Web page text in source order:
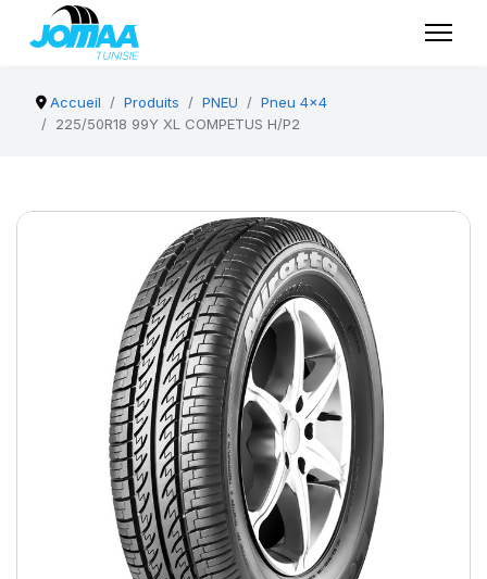
Accueil Produits PNEU
Pneu 4x4
225/50R18 99Y XL COMPETUS H/P2